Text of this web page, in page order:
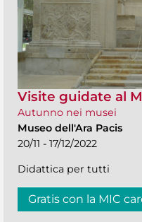
Visite guidate al
Autunno nei musei
Museo dell'Ara Pacis
20/11 - 17/12/2022
Didattica per tutti
Gratis con la MIC